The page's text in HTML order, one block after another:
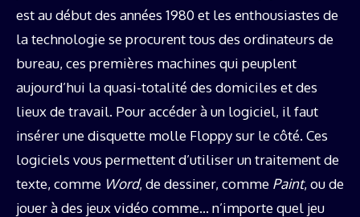
est au début des années 1980 et les enthousiastes de
la technologie se procurent tous des ordinateurs de
bureau, ces premières machines qui peuplent
aujourd’hui la quasi-totalité des domiciles et des
lieux de travail. Pour accéder à un logiciel, il faut
insérer une disquette molle Floppy sur le côté. Ces
logiciels vous permettent d’utiliser un traitement de
texte, comme Word, de dessiner, comme Paint, ou de
jouer à des jeux vidéo comme… n’importe quel jeu